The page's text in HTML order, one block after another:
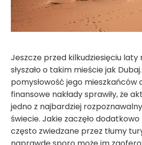
Jeszcze przed kilkudziesięciu laty
słyszało o takim mieście jak
pomysłowość jego mieszkańców
finansowe nakłady sprawiły, że
jedno z najbardziej
świecie. Jakie zaczęło
często zwiedzane przez tłumy